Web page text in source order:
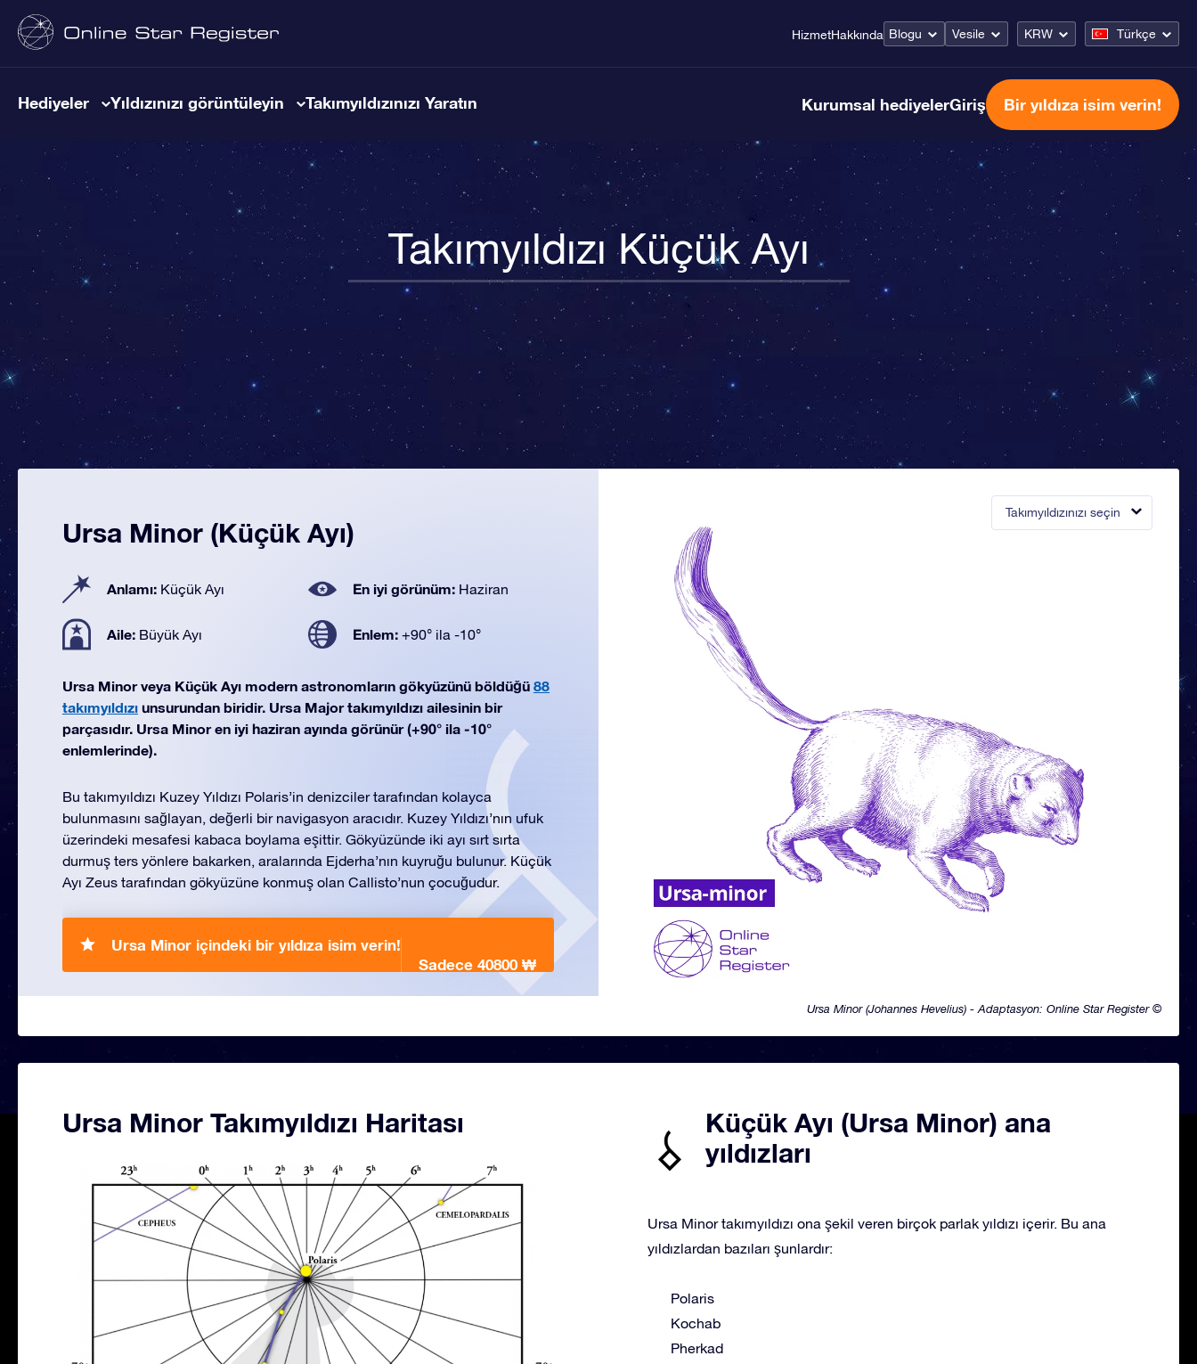
HizmetHakkında Blogu Vesile KRW Türkçe
Hediyeler Yıldızınızı görüntüleyin Takımyıldızınızı Yaratın Kurumsal hediyelerGiriş Bir yıldıza isim verin!
Takımyıldızı Küçük Ayı
Takımyıldızınızı seçin
Ursa Minor (Johannes Hevelius) - Adaptasyon: Online Star Register ©
Ursa Minor (Küçük Ayı)
Anlamı: Küçük Ayı En iyi görünüm: Haziran
Aile: Büyük Ayı Enlem: +90° ila -10°
Ursa Minor veya Küçük Ayı modern astronomların gökyüzünü böldüğü 88
takımyıldızı unsurundan biridir. Ursa Major takımyıldızı ailesinin bir
parçasıdır. Ursa Minor en iyi haziran ayında görünür (+90° ila -10°
enlemlerinde).
Bu takımyıldızı Kuzey Yıldızı Polaris’in denizciler tarafından kolayca
bulunmasını sağlayan, değerli bir navigasyon aracıdır. Kuzey Yıldızı’nın ufuk
üzerindeki mesafesi kabaca boylama eşittir. Gökyüzünde iki ayı sırt sırta
durmuş ters yönlere bakarken, aralarında Ejderha’nın kuyruğu bulunur. Küçük
Ayı Zeus tarafından gökyüzüne konmuş olan Callisto’nun çocuğudur.
Ursa Minor içindeki bir yıldıza isim verin!
Sadece 40800 ₩
Ursa Minor Takımyıldızı Haritası
Küçük Ayı (Ursa Minor) ana
yıldızları
Ursa Minor takımyıldızı ona şekil veren birçok parlak yıldızı içerir. Bu ana
yıldızlardan bazıları şunlardır:
Polaris
Kochab
Pherkad